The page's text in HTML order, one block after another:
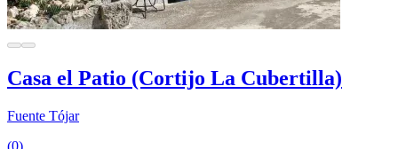
Casa el Patio (Cortijo La Cubertilla)
Fuente Tójar